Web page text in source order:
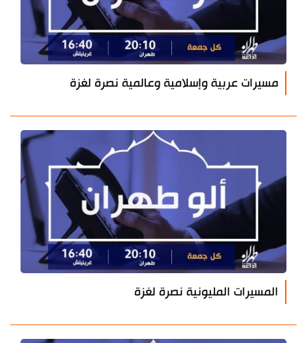
مسيرات عربية وإسلامية وعالمية نصرة لغزة
المسيرات المليونية نصرة لغزة